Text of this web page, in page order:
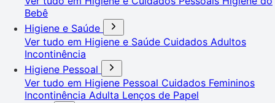
Bebê
Higiene e Saúde
Ver tudo em Higiene e Saúde Cuidados Adultos
Incontinência
Higiene Pessoal
Ver tudo em Higiene Pessoal Cuidados Femininos
Incontinência Adulta Lenços de Papel